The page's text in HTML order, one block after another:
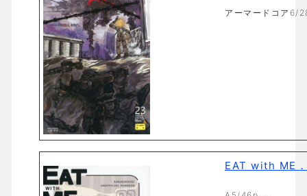
アーマードコア6/
EAT with ME．